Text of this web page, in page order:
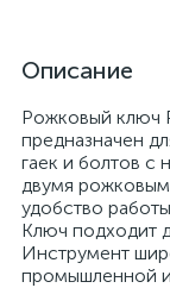
Описание
Рожковый
предназначен
гаек и болтов с
двумя
удобство
Ключ подходит
Инструмент
промышленной